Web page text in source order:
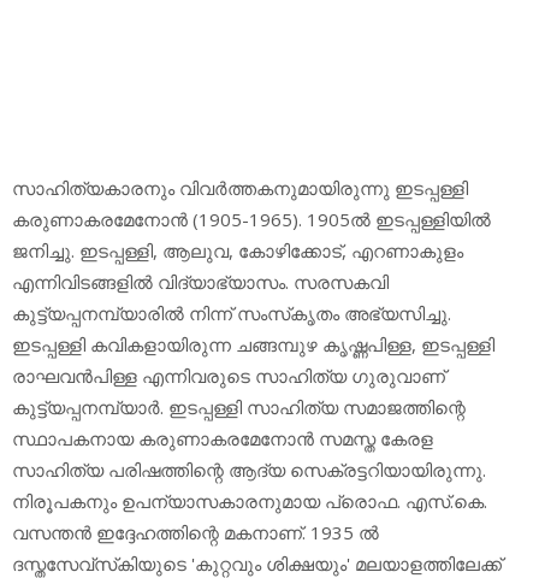
സാഹിത്യകാരനും വിവര്‍ത്തകനുമായിരുന്നു ഇടപ്പള്ളി
കരുണാകരമേനോന്‍ (1905-1965). 1905ല്‍ ഇടപ്പള്ളിയില്‍
ജനിച്ചു. ഇടപ്പള്ളി, ആലുവ, കോഴിക്കോട്, എറണാകുളം
എന്നിവിടങ്ങളില്‍ വിദ്യാഭ്യാസം. സരസകവി
കുട്ട്യപ്പനമ്പ്യാരില്‍ നിന്ന് സംസ്‌കൃതം അഭ്യസിച്ചു.
ഇടപ്പള്ളി കവികളായിരുന്ന ചങ്ങമ്പുഴ കൃഷ്ണപിള്ള, ഇടപ്പള്ളി
രാഘവന്‍പിള്ള എന്നിവരുടെ സാഹിത്യ ഗുരുവാണ്
കുട്ട്യപ്പനമ്പ്യാര്‍. ഇടപ്പള്ളി സാഹിത്യ സമാജത്തിന്റെ
സ്ഥാപകനായ കരുണാകരമേനോന്‍ സമസ്ത കേരള
സാഹിത്യ പരിഷത്തിന്റെ ആദ്യ സെക്രട്ടറിയായിരുന്നു.
നിരൂപകനും ഉപന്യാസകാരനുമായ പ്രൊഫ. എസ്.കെ.
വസന്തന്‍ ഇദ്ദേഹത്തിന്റെ മകനാണ്. 1935 ല്‍
ദസ്തസേവ്‌സ്‌കിയുടെ 'കുറ്റവും ശിക്ഷയും' മലയാളത്തിലേക്ക്